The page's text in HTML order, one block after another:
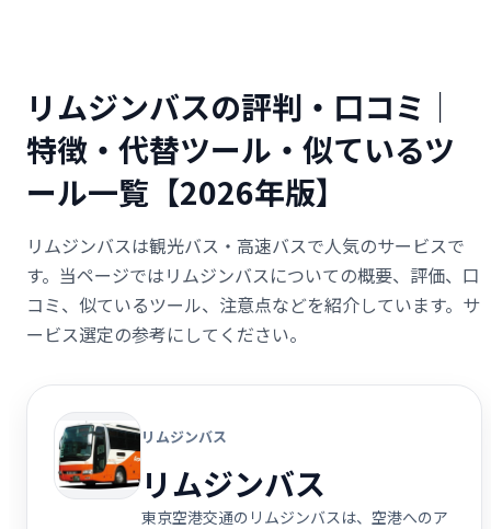
リムジンバスの評判・口コミ｜
特徴・代替ツール・似ているツ
ール一覧【2026年版】
リムジンバスは観光バス・高速バスで人気のサービスで
す。当ページではリムジンバスについての概要、評価、口
コミ、似ているツール、注意点などを紹介しています。サ
ービス選定の参考にしてください。
リムジンバス
リムジンバス
東京空港交通のリムジンバスは、空港へのア